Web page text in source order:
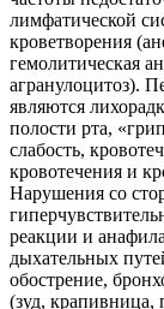
лимфатической
кроветворения
гемолитическая
агранулоцитоз).
являются
полости рта,
слабость,
кровотечения и
Нарушения со
реакции и
дыхательных
обострение,
(зуд, крапивница,